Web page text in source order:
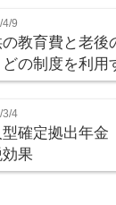
4/9
教育費と老後
どの制度を利用
3/4
確定拠出年金
果